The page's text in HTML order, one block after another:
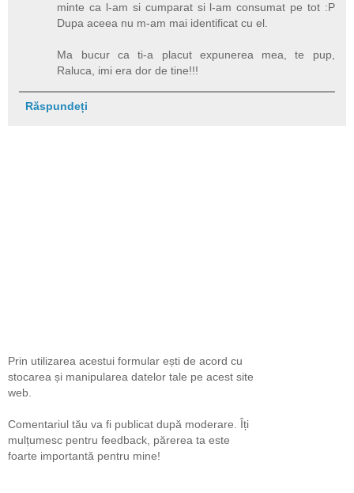
minte ca l-am si cumparat si l-am consumat pe tot :P
Dupa aceea nu m-am mai identificat cu el.
Ma bucur ca ti-a placut expunerea mea, te pup,
Raluca, imi era dor de tine!!!
Răspundeți
Prin utilizarea acestui formular ești de acord cu
stocarea și manipularea datelor tale pe acest site
web.
Comentariul tău va fi publicat după moderare. Îți
mulțumesc pentru feedback, părerea ta este
foarte importantă pentru mine!